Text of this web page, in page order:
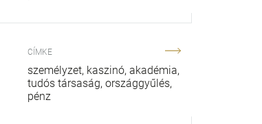
CÍMKE
személyzet kaszinó akadémia
tudós társaság országgyűlés
pénz